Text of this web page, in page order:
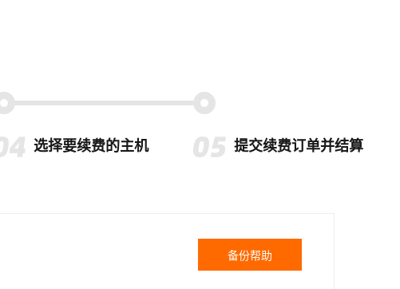
选择要续费的主机 提交续费订单并结算
备份帮助